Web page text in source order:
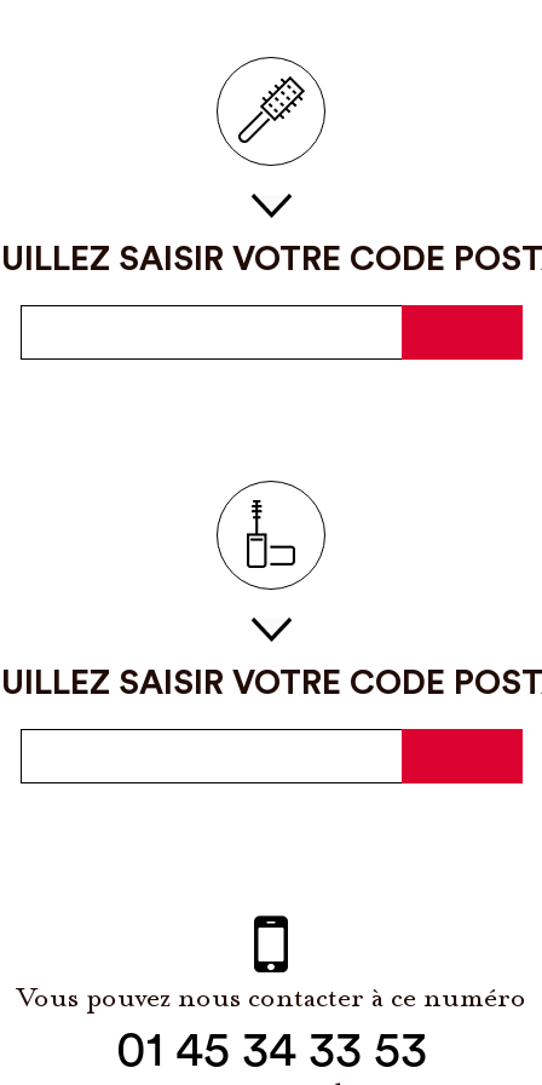
SAISIR VOTRE CODE
SAISIR VOTRE CODE
Vous pouvez nous contacter à ce numéro
01 45 34 33 53